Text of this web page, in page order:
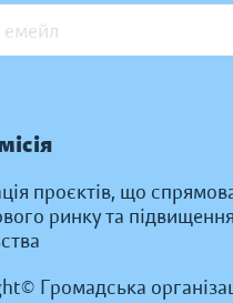
проєктів, що
ринку та
Громадська